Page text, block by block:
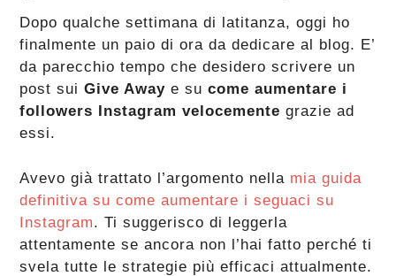
Dopo qualche settimana di latitanza, oggi ho
finalmente un paio di ora da dedicare al blog. E’
da parecchio tempo che desidero scrivere un
post suiGive Away e sucome aumentare i
followers Instagram velocemente grazie ad
essi.
Avevo già trattato l’argomento nella mia guida
definitiva su come aumentare i seguaci su
Instagram. Ti suggerisco di leggerla
attentamente se ancora non l’hai fatto perché ti
svela tutte le strategie più efficaci attualmente.